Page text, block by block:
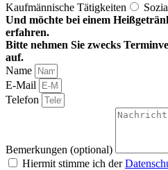
Kaufmännische Tätigkeiten
Und möchte bei einem
erfahren.
Bitte nehmen Sie zwecks
auf.
Name
E-Mail
Telefon
Bemerkungen (optional)
Hiermit stimme ich der